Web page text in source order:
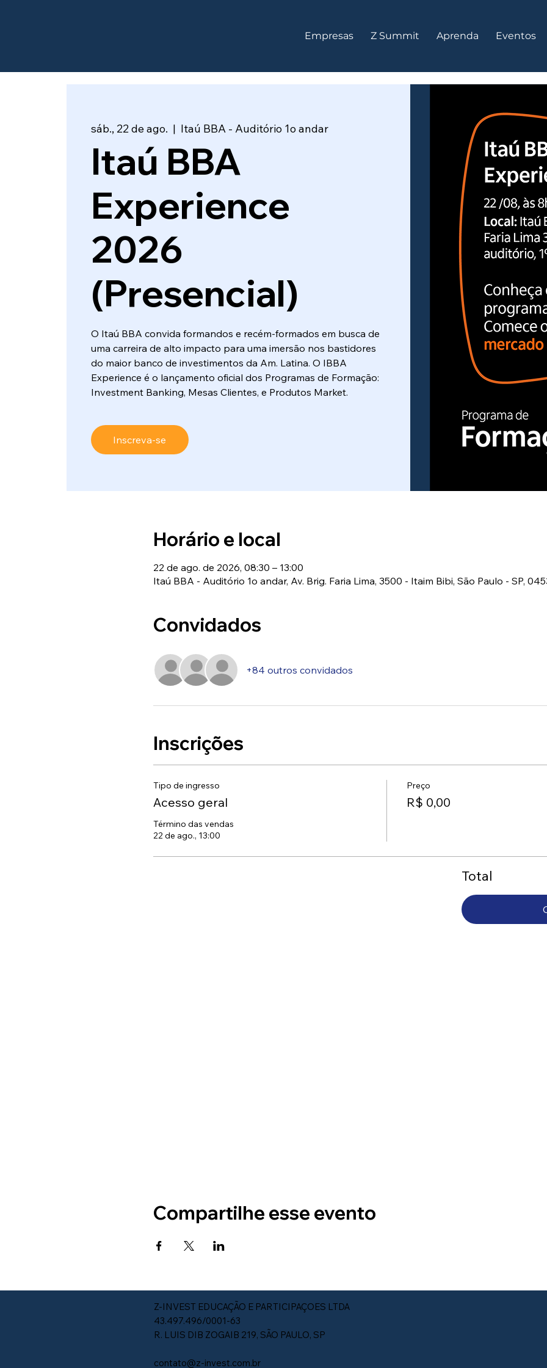
Eventos
Aprenda
Z Summit
Empresas
sáb., 22 de ago.
  |
Itaú BBA - Auditório 1o andar
Itaú BBA
Experience
2026
(Presencial)
O Itaú BBA convida formandos e recém-formados em busca de
uma carreira de alto impacto para uma imersão nos bastidores
do maior banco de investimentos da Am. Latina. O IBBA
Experience é o lançamento oficial dos Programas de Formação:
Investment Banking, Mesas Clientes, e Produtos Market.
Inscreva-se
Horário e local
22 de ago. de 2026, 08:30 – 13:00
Itaú BBA - Auditório 1o andar, Av. Brig. Faria Lima, 3500 - Itaim Bibi, São Paulo - SP,
Convidados
+84 outros convidados
Inscrições
Tipo de ingresso
Acesso geral
Término das vendas
22 de ago., 13:00
Preço
R$ 0,00
Total
Compartilhe esse evento
Z-INVEST EDUCAÇÃO E PARTICIPAÇOES LTDA
43.497.496/0001-63
R. LUIS DIB ZOGAIB 219, SÃO PAULO, SP
contato@z-invest.com.br